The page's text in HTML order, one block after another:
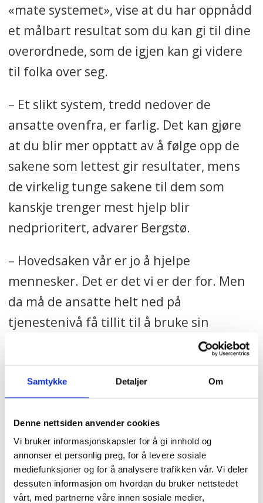
Samtykke Detaljer Om
Denne nettsiden anvender cookies
Vi bruker informasjonskapsler for å gi innhold og
annonser et personlig preg, for å levere sosiale
mediefunksjoner og for å analysere trafikken vår. Vi deler
dessuten informasjon om hvordan du bruker nettstedet
vårt, med partnerne våre innen sosiale medier,
«mate systemet», vise at du har oppnådd
et målbart resultat som du kan gi til dine
overordnede, som de igjen kan gi videre
til folka over seg.
– Et slikt system, tredd nedover de
ansatte ovenfra, er farlig. Det kan gjøre
at du blir mer opptatt av å følge opp de
sakene som lettest gir resultater, mens
de virkelig tunge sakene til dem som
kanskje trenger mest hjelp blir
nedprioritert, advarer Bergstø.
– Hovedsaken vår er jo å hjelpe
mennesker. Det er det vi er der for. Men
da må de ansatte helt ned på
tjenestenivå få tillit til å bruke sin
kunnskap og erfaring til å gjøre jobben
slik de mener det er best, legger hun til.
I fjor klippet hun av segen stor del av
håret og donerte det til kreftsaken og
produksjon av parykker til de som får
cellegiftbehandling. For livet går ikke
alltid skinner – heller ikke for henne.